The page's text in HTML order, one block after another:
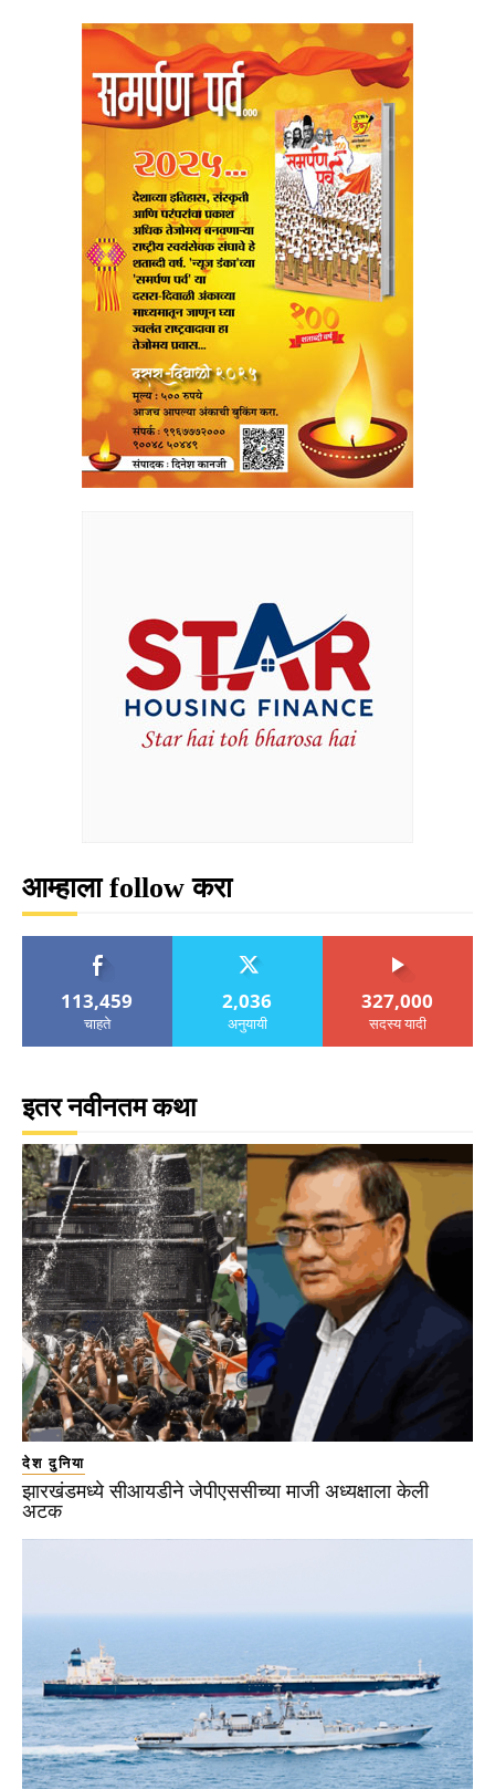
आम्हाला follow करा
113,459
चाहते
2,036
अनुयायी
327,000
सदस्य यादी
इतर नवीनतम कथा
देश दुनिया
झारखंडमध्ये सीआयडीने जेपीएससीच्या माजी अध्यक्षाला केली
अटक